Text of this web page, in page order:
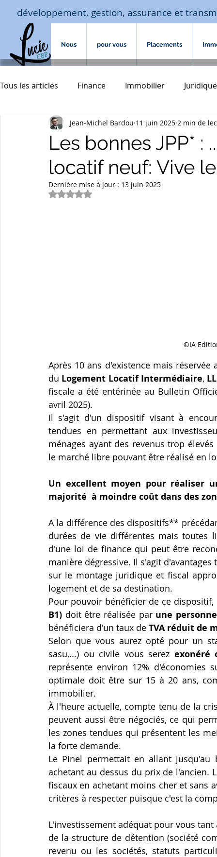
développement, gestion, assurance et
Nous pour vous Placements
Tous les articles Finance Immobilier Juridique
Macro-économie-jouissance Assurances
assurances de biens Accompagnement familial
transmission courtage crédit
Les bonnes JPP* :
locatif neuf: Vive
Jean-Michel Bardou 11 juin 2025 2 min de
Dernière mise à jour : 13 juin 2025
Noté NaN étoiles sur 5.
©IA
Après 10 ans d'existence mais
du Logement Locatif Intermédiaire,
fiscale a été entérinée au Bulletin
avril 2025).
Il s'agit d'un dispositif visant à
tendues en permettant aux
ménages ayant des revenus trop
le marché libre pouvant être réalisé en
Un excellent moyen pour réaliser
majorité  à moindre coût dans des
A la différence des dispositifs**
durées de vie différentes mais toutes
d'une loi de finance qui peut être
manière dégressive. Il s'agit
sur le montage juridique et fiscal
logement et de sa destination.
Pour pouvoir bénéficier de ce
B1) doit être réalisée par une
bénéficiera d'un taux de TVA réduit de
Selon que vous aurez opté pour un
sasu,...) ou civile vous serez exonéré
représente environ 12% d'économies
optimale doit être sur 15 à 20 ans,
immobilier.
À l'heure actuelle, compte tenu de la
peuvent aussi être négociés, ce qui
les zones tendues qui présentent les
la forte demande.
Le Pinel permettait en allant
achetant au dessus du prix de l'ancien.
fiscaux en achetant moins cher et sans
critères à respecter puisque c'est la
L'investissement adéquat pour vous
de la structure de détention (société
revenu ou les sociétés, statuts